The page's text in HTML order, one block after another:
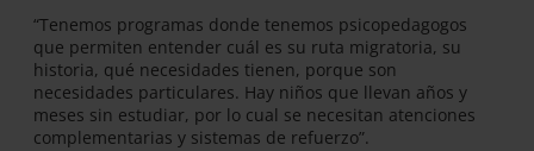
“Tenemos programas donde tenemos psicopedagogos
que permiten entender cuál es su ruta migratoria, su
historia, qué necesidades tienen, porque son
necesidades particulares. Hay niños que llevan años y
meses sin estudiar, por lo cual se necesitan atenciones
complementarias y sistemas de refuerzo”.